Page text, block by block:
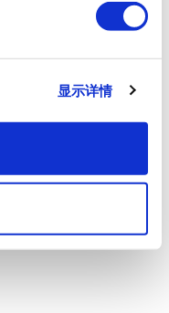
显示详情